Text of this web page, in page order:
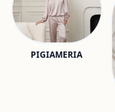
PIGIAMERIA